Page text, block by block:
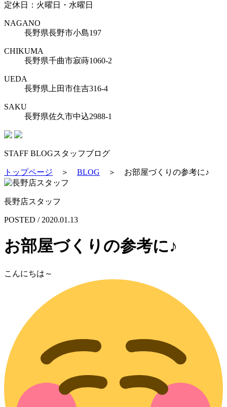
定休日：火曜日・水曜日
NAGANO
長野県長野市小島197
CHIKUMA
長野県千曲市寂蒔1060-2
UEDA
長野県上田市住吉316-4
SAKU
長野県佐久市中込2988-1
STAFF BLOGスタッフブログ
トップページ ＞ BLOG ＞ お部屋づくりの参考に♪
長野店スタッフ
POSTED / 2020.01.13
お部屋づくりの参考に♪
こんにちは～